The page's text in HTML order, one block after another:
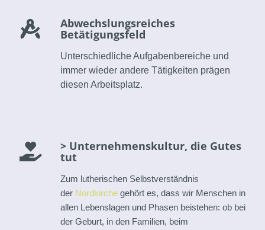
Abwechslungsreiches
Betätigungsfeld
Unterschiedliche Aufgabenbereiche und
immer wieder andere Tätigkeiten prägen
diesen Arbeitsplatz.
> Unternehmenskultur, die Gutes
tut
Zum lutherischen Selbstverständnis
der Nordkirche gehört es, dass wir Menschen in
allen Lebenslagen und Phasen beistehen: ob bei
der Geburt, in den Familien, beim